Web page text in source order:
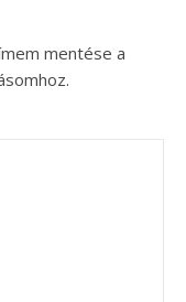
mentése a